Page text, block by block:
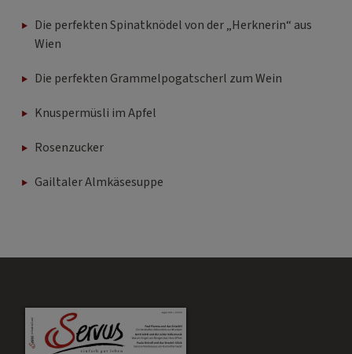
Die perfekten Spinatknödel von der „Herknerin“ aus
Wien
Die perfekten Grammelpogatscherl zum Wein
Knuspermüsli im Apfel
Rosenzucker
Gailtaler Almkäsesuppe